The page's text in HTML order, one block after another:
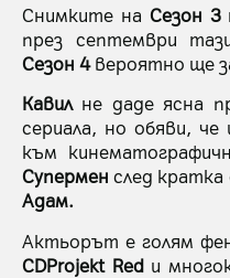
Снимките на Сезон 3
през септември
Сезон 4вероятно ще
Кавилне даде ясна
сериала, но обяви,
към
Супермен след кратка
Адам.
Актьорът е голям
CDProjekt Redи